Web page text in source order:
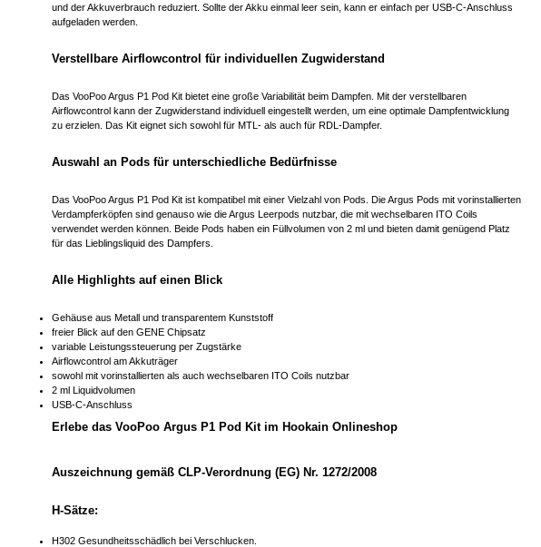
und der Akkuverbrauch reduziert. Sollte der Akku einmal leer sein, kann er einfach per USB-C-Anschluss
aufgeladen werden.
Verstellbare Airflowcontrol für individuellen Zugwiderstand
Das VooPoo Argus P1 Pod Kit bietet eine große Variabilität beim Dampfen. Mit der verstellbaren
Airflowcontrol kann der Zugwiderstand individuell eingestellt werden, um eine optimale Dampfentwicklung
zu erzielen. Das Kit eignet sich sowohl für MTL- als auch für RDL-Dampfer.
Auswahl an Pods für unterschiedliche Bedürfnisse
Das VooPoo Argus P1 Pod Kit ist kompatibel mit einer Vielzahl von Pods. Die Argus Pods mit vorinstallierten
Verdampferköpfen sind genauso wie die Argus Leerpods nutzbar, die mit wechselbaren ITO Coils
verwendet werden können. Beide Pods haben ein Füllvolumen von 2 ml und bieten damit genügend Platz
für das Lieblingsliquid des Dampfers.
Alle Highlights auf einen Blick
Gehäuse aus Metall und transparentem Kunststoff
freier Blick auf den GENE Chipsatz
variable Leistungssteuerung per Zugstärke
Airflowcontrol am Akkuträger
sowohl mit vorinstallierten als auch wechselbaren ITO Coils nutzbar
2 ml Liquidvolumen
USB-C-Anschluss
Erlebe das VooPoo Argus P1 Pod Kit im Hookain Onlineshop
Auszeichnung gemäß CLP-Verordnung (EG) Nr. 1272/2008
H-Sätze:
H302 Gesundheitsschädlich bei Verschlucken.